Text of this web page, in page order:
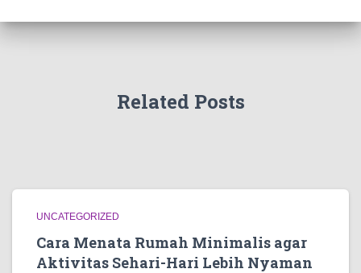
Related Posts
UNCATEGORIZED
Cara Menata Rumah Minimalis agar
Aktivitas Sehari-Hari Lebih Nyaman